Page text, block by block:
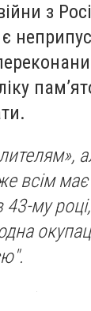
з
є
всім має
му